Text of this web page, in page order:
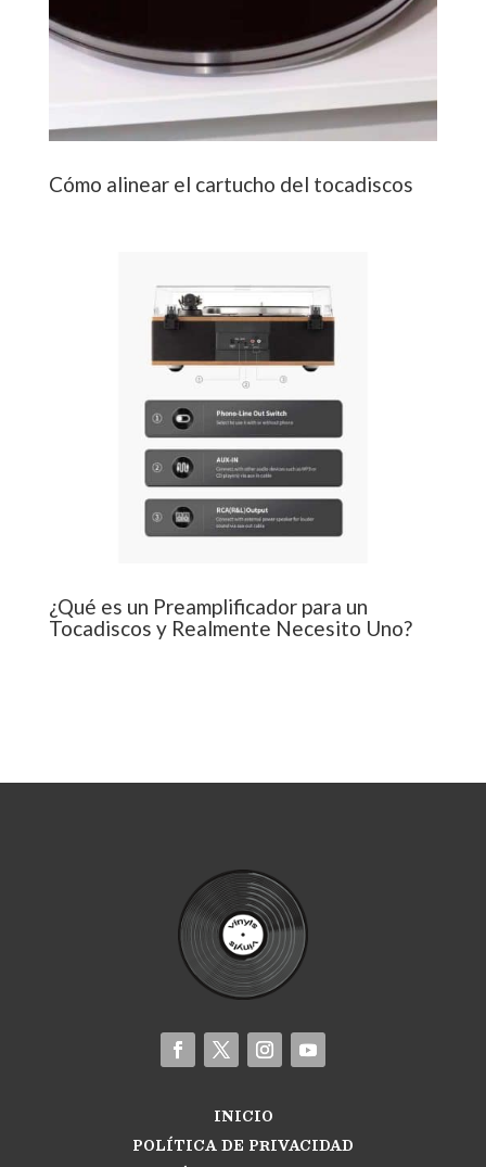
Cómo alinear el cartucho del tocadiscos
¿Qué es un Preamplificador para un
Tocadiscos y Realmente Necesito Uno?
INICIO
POLÍTICA DE PRIVACIDAD